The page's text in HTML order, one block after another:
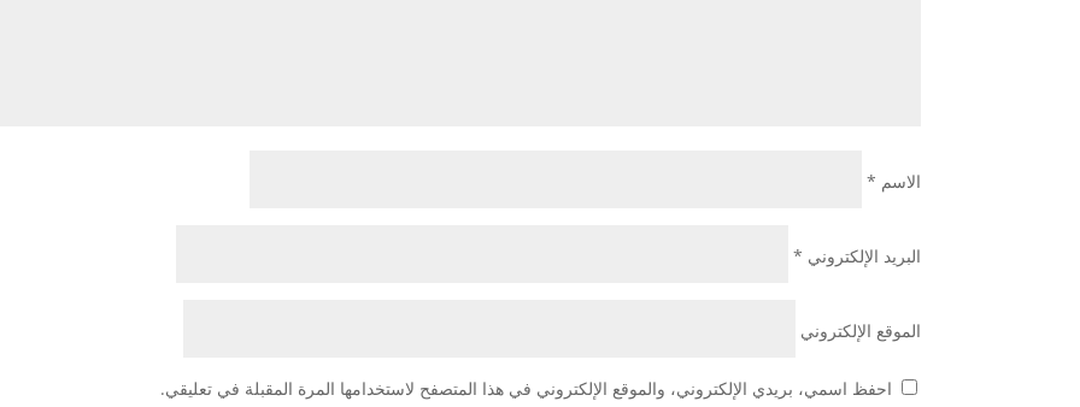
الاسم *
البريد الإلكتروني *
الموقع الإلكتروني
احفظ اسمي، بريدي الإلكتروني، والموقع الإلكتروني في هذا المتصفح لاستخدامها المرة المقبلة في تعليقي.